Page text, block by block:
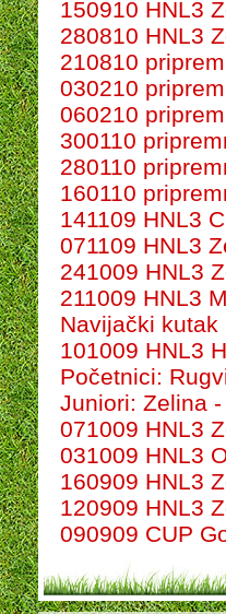
150910 HNL3
280810 HNL3
210810
030210
060210
300110
280110
160110
141109 HNL3
071109 HNL3
241009 HNL3
211009 HNL3
Navijački kutak
101009 HNL3
Početnici:
Juniori: Zelina
071009 HNL3
031009 HNL3
160909 HNL3
120909 HNL3
090909 CUP